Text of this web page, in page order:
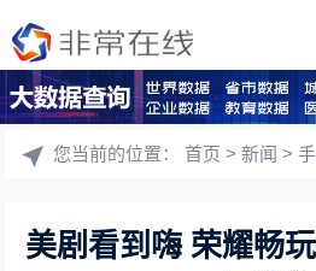
您当前的位置：首页 >新闻 >
美剧看到嗨 荣耀畅